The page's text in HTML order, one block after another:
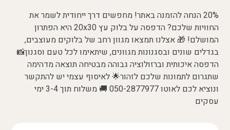
20% הנחה להזמנה באתר! מחפשים דרך ייחודית לשמר את
החוויות שלכם? הדפסה על בלוק עץ 20x30 היא הפתרון
המושלם! 🎁 אצלנו תמצאו מגוון רחב של בלוקים מעוצבים,
בגדלים שונים ובסגנונות מגוונים, שיתאימו לכל טעם וסגנון📸
הדפסה איכותית וברזולוציה גבוהה מבטיחה תוצאה מדהימה
שתגרום לתמונות שלכם לזהור🌟 לאיסוף עצמי יש להתקשר
ונוציא לכם לאוטו 050-2877977 🚚 משלוח תוך 3-4 ימי
עסקים